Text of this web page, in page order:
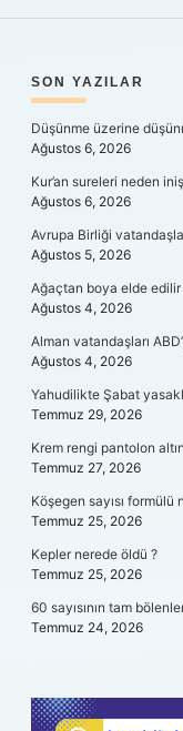
SON YAZILAR
Düşünme üzerine
Ağustos 6, 2026
Kur’an sureleri neden
Ağustos 6, 2026
Avrupa Birliği
Ağustos 5, 2026
Ağaçtan boya elde edilir
Ağustos 4, 2026
Alman vatandaşları
Ağustos 4, 2026
Yahudilikte Şabat
Temmuz 29, 2026
Krem rengi pantolon
Temmuz 27, 2026
Köşegen sayısı formülü
Temmuz 25, 2026
Kepler nerede öldü ?
Temmuz 25, 2026
60 sayısının tam
Temmuz 24, 2026